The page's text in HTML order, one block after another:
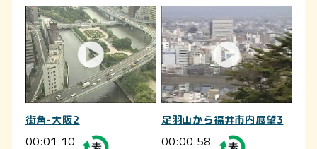
街角-大阪2
00:01:10
足羽山から福井市内展望3
00:00:58